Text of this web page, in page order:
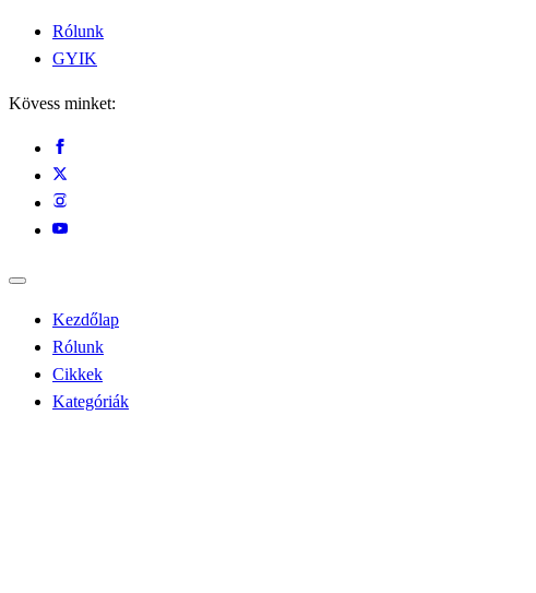
Rólunk
GYIK
Kövess minket:
Kezdőlap
Rólunk
Cikkek
Kategóriák